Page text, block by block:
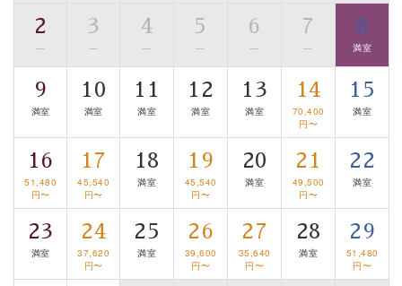
眺望はございませんが、源泉掛け流しの温泉の質を楽し
む貸切温泉風呂です。ゆったりといやされるプライベー
トな空間をお愉しみください。
【旅】
■諏訪大社4社を巡る無料参拝バス
豊富な知識を持ったドライバー兼ガイドが諏訪大社をご
案内します。事前ご予約制ですので、ご利用ご希望の方
は【3日前まで】にお電話ください。
※交通規制などにより運行できない日がございます
※年末年始及び御柱祭前後は運行しておりません
2
—
3
—
4
—
5
—
6
—
7
—
8
満室
9
満室
10
満室
11
満室
12
満室
13
満室
14
70,400
円〜
15
満室
16
51,480
円〜
17
45,540
円〜
18
満室
19
45,540
円〜
20
満室
21
49,500
円〜
22
満室
23
満室
24
37,620
円〜
25
満室
26
39,600
円〜
27
35,640
円〜
28
満室
29
51,480
円〜